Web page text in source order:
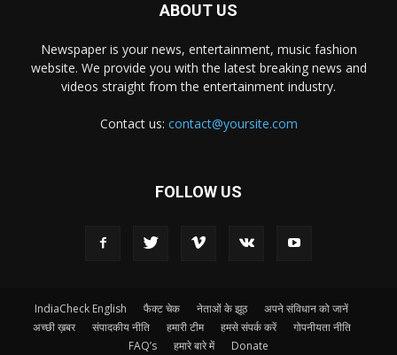
ABOUT US
Newspaper is your news, entertainment, music fashion
website. We provide you with the latest breaking news and
videos straight from the entertainment industry.
Contact us: contact@yoursite.com
FOLLOW US
IndiaCheck English फैक्ट चेक नेताओं के झूठ
अपने संविधान को जानें
अच्छी ख़बर
संपादकीय नीति हमारी टीम हमसे संपर्क करें
गोपनीयता नीति
FAQ’s
हमारे बारे में Donate